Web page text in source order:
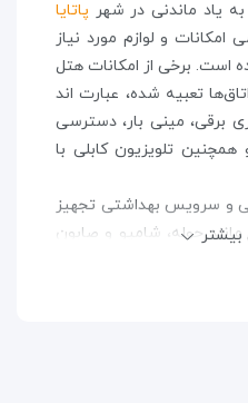
به یاد ماندنی در شهر پاتایا
و لوازم مورد نیاز
است. برخی از امکانات هتل
تعبیه شده، عبارت اند
برقی، مینی بار، دسترسی
همچنین تلویزیون کابلی با
و سرویس بهداشتی تجهیز
حوله، شامپو و صابون